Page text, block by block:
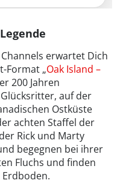
Channels erwartet Dich
Format „Oak Island –
200 Jahren
auf der
Ostküste
achten Staffel der
Rick und Marty
begegnen bei ihrer
Fluchs und finden